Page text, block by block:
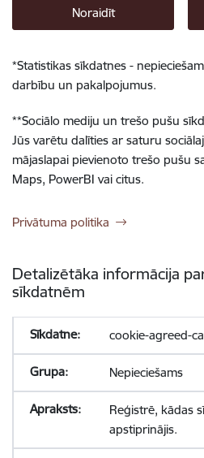
Noraidīt
*Statistikas sīkdatnes -
darbību un pakalpojumus.
**Sociālo mediju un trešo pušu
Jūs varētu dalīties ar saturu
mājaslapai pievienoto trešo pušu
Maps, PowerBI vai citus.
Privātuma politika
Detalizētāka informācija
sīkdatnēm
cookie-agreed-
Nepieciešams
Reģistrē, kādas
apstiprinājis.